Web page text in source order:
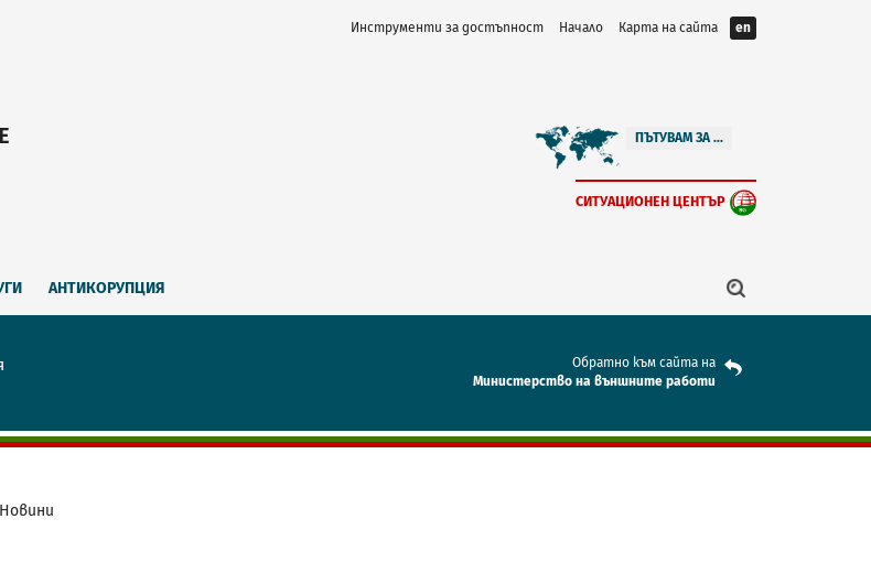
Инструменти за достъпност Начало Карта на сайта en
ПЪТУВАМ ЗА ...
СИТУАЦИОНЕН ЦЕНТЪР
АНТИКОРУПЦИЯ
Обратно към сайта на
Mинистерство на външните работи
Новини